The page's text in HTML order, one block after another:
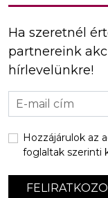
Ha szeretnél
partnereink
hírlevelünkre!
Hozzájárulok az
foglaltak szerinti